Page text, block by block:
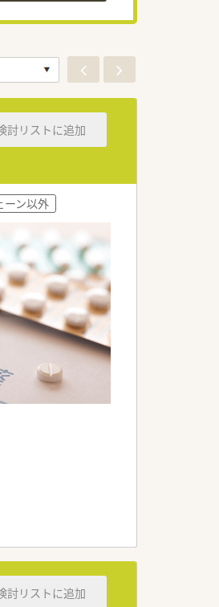
討リストに追加
ーン以外
討リストに追加